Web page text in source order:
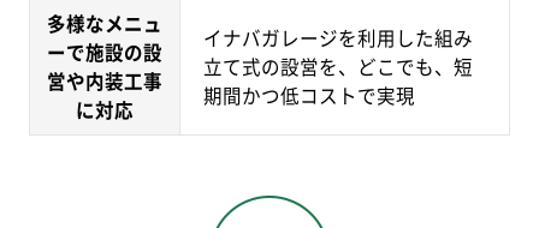
多様なメニュ
ーで施設の設
営や内装工事
に対応
イナバガレージを利用した組み
立て式の設営を、どこでも、短
期間かつ低コストで実現